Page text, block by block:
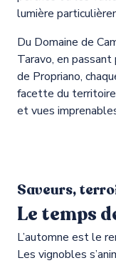
lumière
Du Domaine de
Taravo, en
de Propriano,
facette du
et vues
Saveurs,
Le temps
L’automne est le
Les vignobles